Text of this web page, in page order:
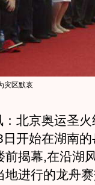
灾区默哀
北京奥运圣火
开始在湖南
揭幕,在沿湖
进行的龙舟